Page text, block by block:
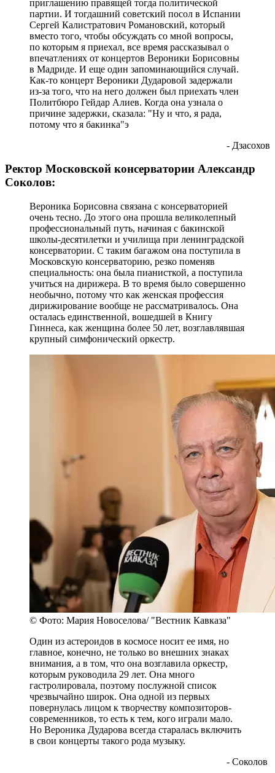
приглашению правящей тогда политической
партии. И тогдашний советский посол в Испании
Сергей Калистратович Романовский, который
вместо того, чтобы обсуждать со мной вопросы,
по которым я приехал, все время рассказывал о
впечатлениях от концертов Вероники Борисовны
в Мадриде. И еще один запоминающийся случай.
Как-то концерт Вероники Дударовой задержали
из-за того, что на него должен был приехать член
Политбюро Гейдар Алиев. Когда она узнала о
причине задержки, сказала: "Ну и что, я рада,
потому что я бакинка"э
- Дзасохов
Ректор Московской консерватории Александр
Соколов:
Вероника Борисовна связана с консерваторией
очень тесно. До этого она прошла великолепный
профессиональный путь, начиная с бакинской
школы-десятилетки и училища при ленинградской
консерватории. С таким багажом она поступила в
Московскую консерваторию, резко поменяв
специальность: она была пианисткой, а поступила
учиться на дирижера. В то время было совершенно
необычно, потому что как женская профессия
дирижирование вообще не рассматривалось. Она
осталась единственной, вошедшей в Книгу
Гиннеса, как женщина более 50 лет, возглавлявшая
крупный симфонический оркестр.
© Фото: Мария Новоселова/ "Вестник Кавказа"
Один из астероидов в космосе носит ее имя, но
главное, конечно, не только во внешних знаках
внимания, а в том, что она возглавила оркестр,
которым руководила 29 лет. Она много
гастролировала, поэтому послужной список
чрезвычайно широк. Она одной из первых
повернулась лицом к творчеству композиторов-
современников, то есть к тем, кого играли мало.
Но Вероника Дударова всегда старалась включить
в свои концерты такого рода музыку.
- Соколов